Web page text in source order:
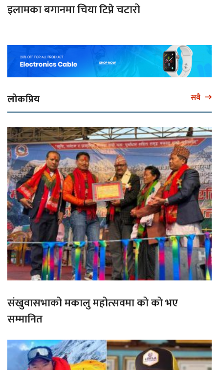
इलामका बगानमा चिया टिप्ने चटारो
लोकप्रिय सबै
संखुवासभाको मकालु महोत्सवमा को को भए
सम्मानित